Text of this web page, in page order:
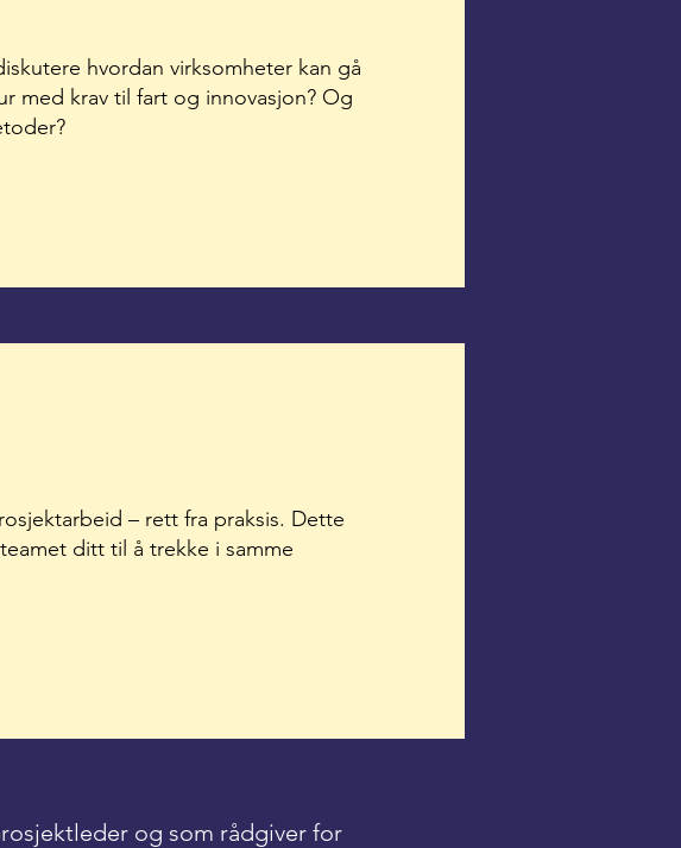
hvordan virksomheter kan gå
med krav til fart og innovasjon? Og
– rett fra praksis. Dette
ditt til å trekke i samme
og som rådgiver for